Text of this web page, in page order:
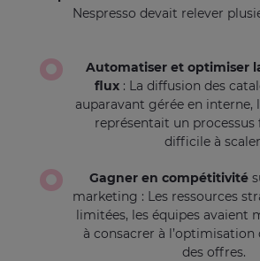
Nespresso devait relever
Automatiser et optimiser
flux : La diffusion des
auparavant gérée en interne,
représentait un processus
difficile à
Gagner en compétitivité
marketing : Les ressources
limitées, les équipes avaient
à consacrer à l’optimisation
des offres.